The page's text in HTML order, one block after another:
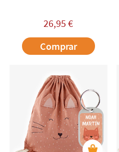
26,95 €
Comprar